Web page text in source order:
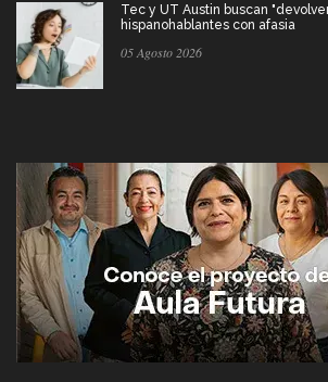
Tec y UT Austin buscan
hispanohablantes con afasia
05 Agosto 2026